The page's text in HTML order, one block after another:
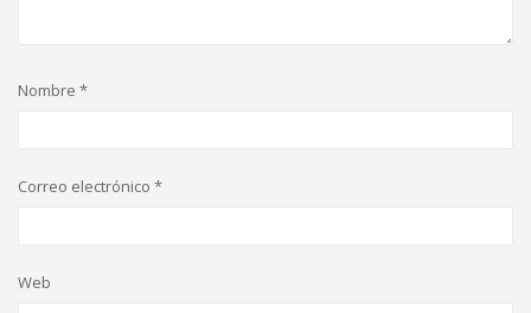
Nombre *
Correo electrónico *
Web